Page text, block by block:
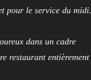
pour le service du midi.
dans un cadre
restaurant entièrement